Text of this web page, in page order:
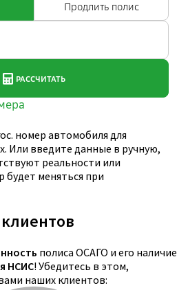
номер автомобиля для
Или введите данные в ручную,
реальности или
будет меняться при
полиса ОСАГО и его наличие
НСИС! Убедитесь в этом,
наших клиентов: